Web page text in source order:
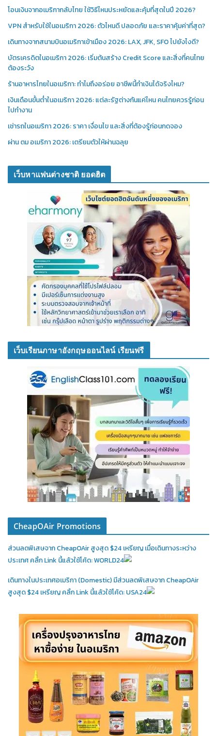
โอนเงินจากอเมริกากลับไทย ใช้วิธีไหนประหยัดและคุ้มที่สุดในปี 2026?
VPN สำหรับใช้ในอเมริกา 2026: ตัวไหนดี ปลอดภัย และราคาคุ้มค่าที่สุด?
เดินทางจากสนามบินอเมริกาเข้าเมือง 2026: LAX, JFK, SFO ไปยังไงดี?
บัตรเครดิตในอเมริกา 2026: เริ่มต้นสร้าง Credit Score และสิ่งที่คนไทย
ต้องระวัง
ร้านอาหารไทยในอเมริกา: ทำไมถึงอร่อย อาชีพนี้ทำเงินได้จริงไหม?
เงินเดือนขั้นต่ำในอเมริกา 2026: แต่ละรัฐต่างกันแค่ไหน คนไทยควรรู้ก่อน
ไปทำงาน
เช่ารถในอเมริกา 2026: ราคา เงื่อนไข และสิ่งที่ต้องรู้ก่อนกดจอง
ผ่าน ตม อเมริกา 2026: เตรียมตัวให้ผ่านฉลุย
เว็บหาแฟนต่างชาติ ยอดฮิต
เว็บเรียนภาษาอังกฤษออนไลน์ เรียนฟรี
CheapOAir Promotions
ส่วนลดพิเสษจาก CheapOAir สูงสุด $24 เหรียญ เมื่อเดินทางระหว่าง
ประเทศ คลิ้ก Link นี้แล้วใช้โค้ด: WORLD24
เดินทางในประเทศอเมริกา (Domestic)มีส่วนลดพิเสษจาก CheapOAir
สูงสุด $24 เหรียญ คลิ้ก Link นี้แล้วใช้โค้ด: USA24